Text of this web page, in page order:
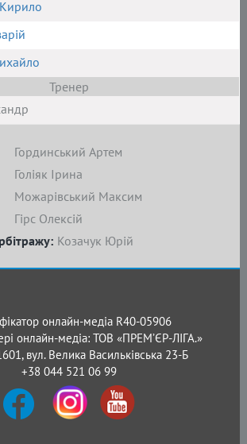
Тренер
Гординський Артем
Голіяк Ірина
Можарівський Максим
Гірс Олексій
Козачук Юрій
онлайн-медіа R40-05906
онлайн-медіа: ТОВ «ПРЕМ’ЄР-ЛІГА.»
вул. Велика Васильківська 23-Б
+38 044 521 06 99